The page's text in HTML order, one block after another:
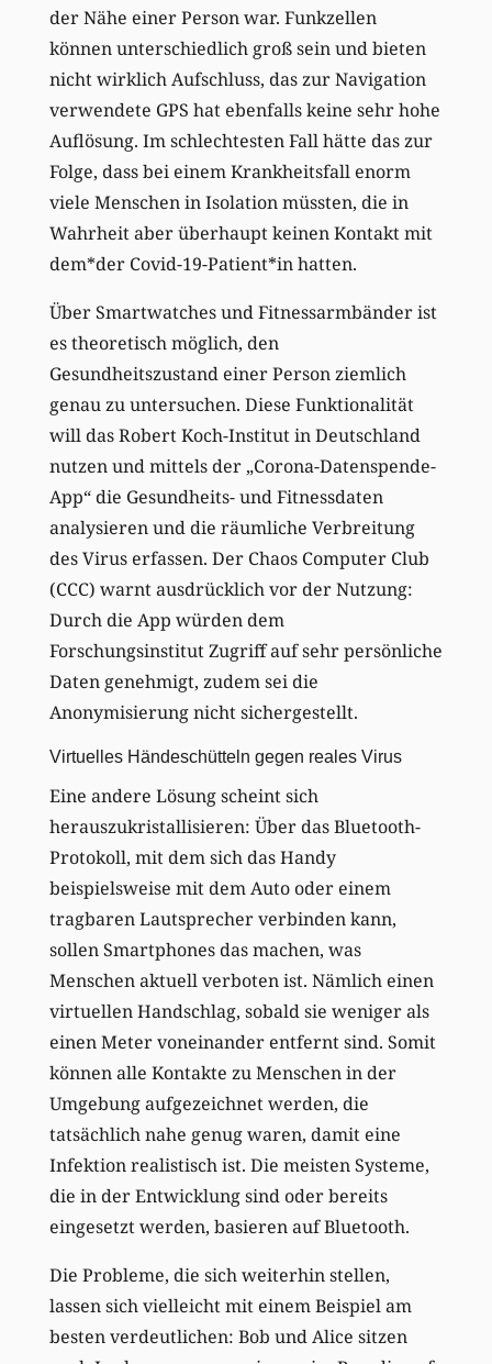
der Nähe einer Person war. Funkzellen
können unterschiedlich groß sein und bieten
nicht wirklich Aufschluss, das zur Navigation
verwendete GPS hat ebenfalls keine sehr hohe
Auflösung. Im schlechtesten Fall hätte das zur
Folge, dass bei einem Krankheitsfall enorm
viele Menschen in Isolation müssten, die in
Wahrheit aber überhaupt keinen Kontakt mit
dem*der Covid-19-Patient*in hatten.
Über Smartwatches und Fitnessarmbänder ist
es theoretisch möglich, den
Gesundheitszustand einer Person ziemlich
genau zu untersuchen. Diese Funktionalität
will das Robert Koch-Institut in Deutschland
nutzen und mittels der „Corona-Datenspende-
App“ die Gesundheits- und Fitnessdaten
analysieren und die räumliche Verbreitung
des Virus erfassen. Der Chaos Computer Club
(CCC) warnt ausdrücklich vor der Nutzung:
Durch die App würden dem
Forschungsinstitut Zugriff auf sehr persönliche
Daten genehmigt, zudem sei die
Anonymisierung nicht sichergestellt.
Virtuelles Händeschütteln gegen reales Virus
Eine andere Lösung scheint sich
herauszukristallisieren: Über das Bluetooth-
Protokoll, mit dem sich das Handy
beispielsweise mit dem Auto oder einem
tragbaren Lautsprecher verbinden kann,
sollen Smartphones das machen, was
Menschen aktuell verboten ist. Nämlich einen
virtuellen Handschlag, sobald sie weniger als
einen Meter voneinander entfernt sind. Somit
können alle Kontakte zu Menschen in der
Umgebung aufgezeichnet werden, die
tatsächlich nahe genug waren, damit eine
Infektion realistisch ist. Die meisten Systeme,
die in der Entwicklung sind oder bereits
eingesetzt werden, basieren auf Bluetooth.
Die Probleme, die sich weiterhin stellen,
lassen sich vielleicht mit einem Beispiel am
besten verdeutlichen: Bob und Alice sitzen